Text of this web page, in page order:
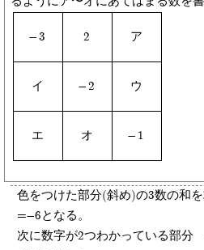
-3 2 ア
イ -2 ウ
エ オ -1
色をつけた部分(斜め)の3数の
=-6となる。
次に数字が2つわかっている部